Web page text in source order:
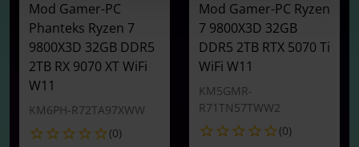
Mod Gamer-PC
Phanteks Ryzen 7
9800X3D 32GB DDR5
2TB RX 9070 XT WiFi
W11
KM6PH-R72TA97XWW
(0)
Mod Gamer-PC Ryzen
7 9800X3D 32GB
DDR5 2TB RTX 5070 Ti
WiFi W11
KM5GMR-
R71TN57TWW2
(0)